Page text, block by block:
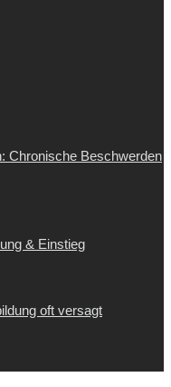
Chronische Beschwerden
& Einstieg
oft versagt